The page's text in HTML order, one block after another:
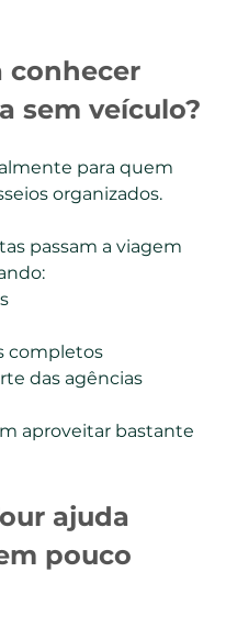
conhecer
sem veículo?
para quem
organizados.
passam a viagem
completos
das agências
aproveitar bastante
ajuda
pouco